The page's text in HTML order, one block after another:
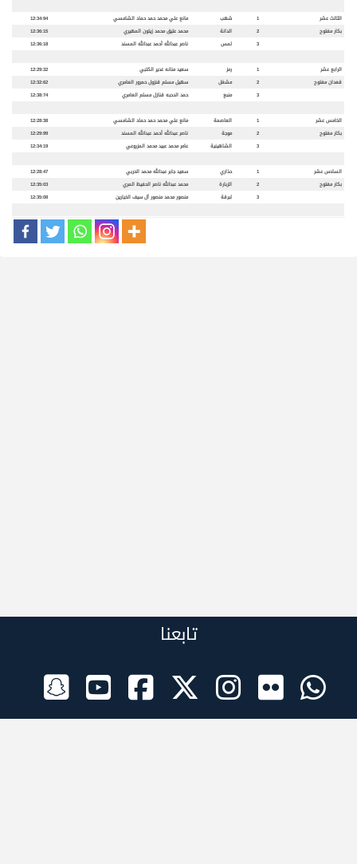
الثالث عشر 1 شهب مانع علي محمد حمد حماد الشامسي
12:34:94
بكار مفتوح
2 الدانة محمد عتيق محمد زيتون المهيري
12:36:15
3
لمس ناصر عبدالله أحمد عبدالله المسند 12:36:18
الرابع عشر 1 رمز سعيد منانه غدير الكتبي
12:29:32
قعدان مفتوح
2 مشغل سهيل مسلم قنزول حمرور العامري
12:32:62
3
منبع حمد الدحبه قنازل مسلم العامري 12:38:74
الخامس عشر 1 العاصمة مانع علي محمد حمد حماد الشامسي
12:28:38
بكار مفتوح
2 موجة ناصر عبدالله أحمد عبدالله المسند
12:29:99
3
الشاهينية عامر محمد عبيد محمد المزروعي 12:34:19
السادس عشر 1 حذاري سعيد جابر عبدالله محمد الحربي
12:28:47
بكار مفتوح
2 الزبارة محمد عبدالله ناصر الحفيظ المري
12:35:03
3
لبرقة منصور محمد منصور آل سيف الخيارين 12:35:08
تابعنا